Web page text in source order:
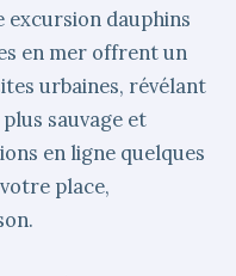
excursion dauphins
en mer offrent un
urbaines, révélant
sauvage et
en ligne quelques
place,